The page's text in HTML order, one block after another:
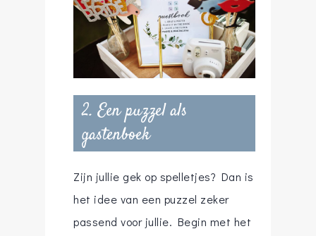
2. Een puzzel als
gastenboek
Zijn jullie gek op spelletjes? Dan is
het idee van een puzzel zeker
passend voor jullie. Begin met het